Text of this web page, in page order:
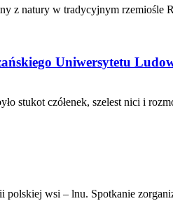
z natury w tradycyjnym rzemiośle
Uniwersytetu
stukot czółenek, szelest nici i
wsi – lnu. Spotkanie